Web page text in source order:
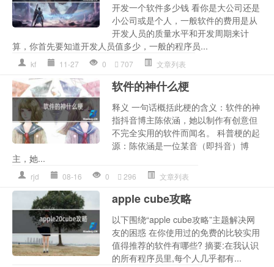
开发一个软件多少钱 看你是大公司还是
小公司或是个人，一般软件的费用是从
开发人员的质量水平和开发周期来计
算，你首先要知道开发人员值多少，一般的程序员...
kf 11-27 0 707 文章列表
软件的神什么梗
释义 一句话概括此梗的含义：软件的神
指抖音博主陈依涵，她以制作有创意但
不完全实用的软件而闻名。 科普梗的起
源：陈依涵是一位某音（即抖音）博
主，她...
rjd 08-16 0 296 文章列表
apple cube攻略
以下围绕“apple cube攻略”主题解决网
友的困惑 在你使用过的免费的比较实用
值得推荐的软件有哪些? 摘要:在我认识
的所有程序员里,每个人几乎都有...